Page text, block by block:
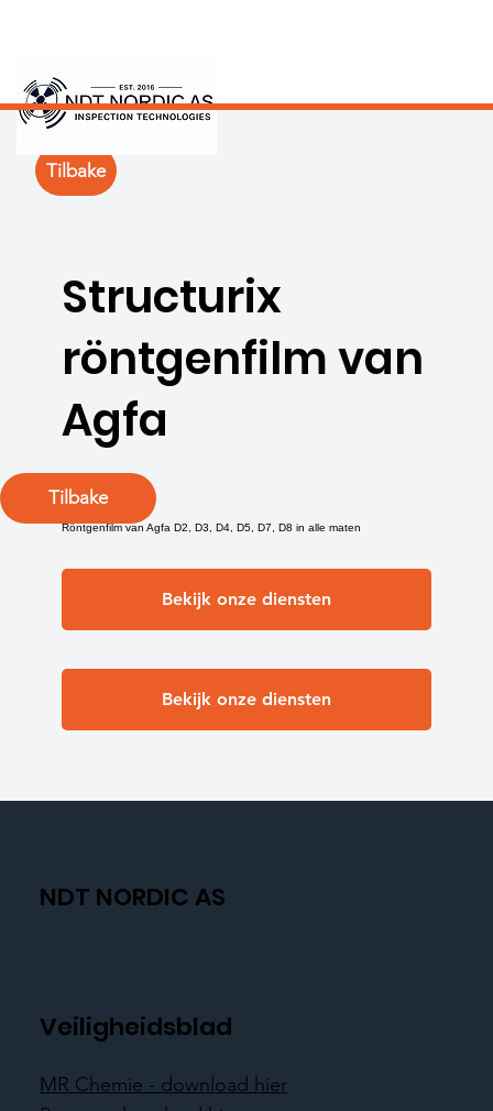
Tilbake
Structurix
röntgenfilm van
Agfa
Röntgenfilm van Agfa D2, D3, D4, D5, D7, D8 in alle maten
Bekijk onze diensten
Bekijk onze diensten
Tilbake
NDT NORDIC AS
Veiligheidsblad
MR Chemie - download hier